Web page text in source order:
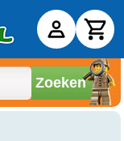
Zoeken